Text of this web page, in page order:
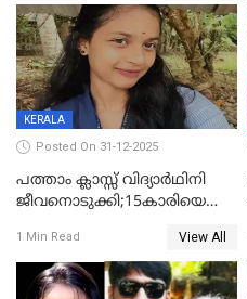
KERALA
Posted On 31-12-2025
പത്താം ക്ലാസ്സ് വിദ്യാര്‍ഥിനി
ജീവനൊടുക്കി;15കാരിയെ
കിടപ്പുമുറിയില്‍ തൂങ്ങി മരിച്ച
നിലയിൽ
1 Min Read View All